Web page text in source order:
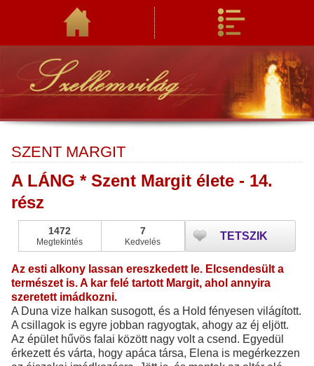
SZENT MARGIT
A LÁNG * Szent Margit élete - 14.
rész
1472
Megtekintés
7
Kedvelés TETSZIK
Az esti alkony lassan ereszkedett le. Elcsendesült a
természet is. A kar felé tartott Margit, ahol annyira
szeretett imádkozni.
A Duna vize halkan susogott, és a Hold fényesen világított.
A csillagok is egyre jobban ragyogtak, ahogy az éj eljött.
Az épület hűvös falai között nagy volt a csend. Egyedül
érkezett és várta, hogy apáca társa, Elena is megérkezzen